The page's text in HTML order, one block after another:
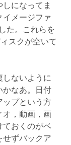
になってま
イメージファ
た。これらを
スクが空いて
しないように
かなあ。日付
ップという方
オ，動画，画
ておくのがベ
せずバックア